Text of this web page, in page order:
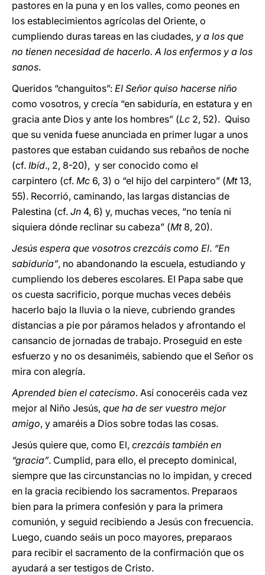
pastores en la puna y en los valles, como peones en
los establecimientos agrícolas del Oriente, o
cumpliendo duras tareas en las ciudades, y a los que
no tienen necesidad de hacerlo. A los enfermos y a los
sanos.
Queridos “changuitos”: El Señor quiso hacerse niño
como vosotros, y crecía “en sabiduría, en estatura y en
gracia ante Dios y ante los hombres” (Lc 2, 52). Quiso
que su venida fuese anunciada en primer lugar a unos
pastores que estaban cuidando sus rebaños de noche
(cf. Ibíd., 2, 8-20), y ser conocido como el
carpintero (cf. Mc 6, 3) o “el hijo del carpintero” (Mt13,
55). Recorrió, caminando, las largas distancias de
Palestina (cf. Jn 4, 6) y, muchas veces, “no tenía ni
siquiera dónde reclinar su cabeza” (Mt8, 20).
Jesús espera que vosotros crezcáis como El. “En
sabiduría”, no abandonando la escuela, estudiando y
cumpliendo los deberes escolares. El Papa sabe que
os cuesta sacrificio, porque muchas veces debéis
hacerlo bajo la lluvia o la nieve, cubriendo grandes
distancias a pie por páramos helados y afrontando el
cansancio de jornadas de trabajo. Proseguid en este
esfuerzo y no os desaniméis, sabiendo que el Señor os
mira con alegría.
Aprended bien el catecismo. Así conoceréis cada vez
mejor al Niño Jesús, que ha de ser vuestro mejor
amigo, y amaréis a Dios sobre todas las cosas.
Jesús quiere que, como El, crezcáis también en
“gracia”. Cumplid, para ello, el precepto dominical,
siempre que las circunstancias no lo impidan, y creced
en la gracia recibiendo los sacramentos. Preparaos
bien para la primera confesión y para la primera
comunión, y seguid recibiendo a Jesús con frecuencia.
Luego, cuando seáis un poco mayores, preparaos
para recibir el sacramento de la confirmación que os
ayudará a ser testigos de Cristo.